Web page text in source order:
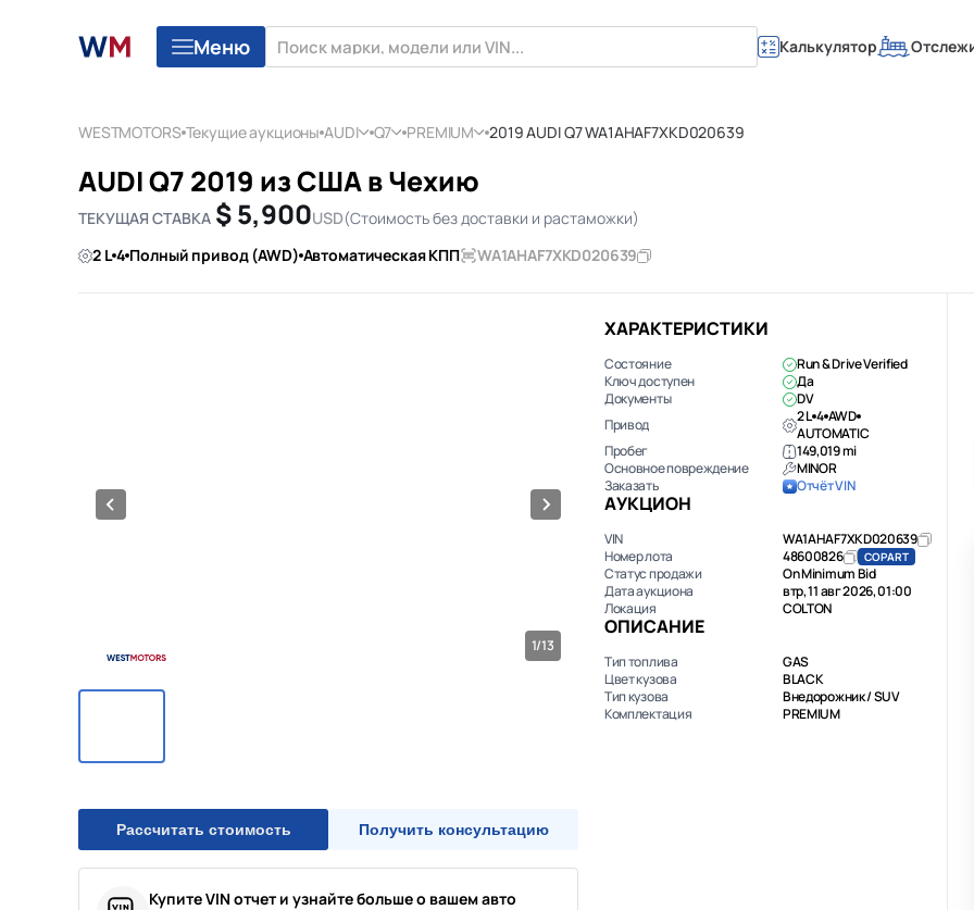
Меню Калькулятор
WESTMOTORS Текущие аукционы AUDI Q7 PREMIUM 2019 AUDI Q7 WA1AHAF7XKD020639
AUDI Q7 2019 из США в Чехию
ТЕКУЩАЯ СТАВКА $ 5,900USD(Стоимость без доставки и растаможки)
2 L 4 Полный привод (AWD) Автоматическая КПП WA1AHAF7XKD020639
1/13
Рассчитать стоимость Получить консультацию
Купите VIN отчет и узнайте больше о вашем авто
ХАРАКТЕРИСТИКИ
Состояние
Run & Drive Verified
Ключ доступен
Да
Документы
DV
Привод
2 L 4 AWD
AUTOMATIC
Пробег
149,019 mi
Основное повреждение
MINOR
Заказать
Отчёт VIN
АУКЦИОН
VIN
WA1AHAF7XKD020639
Номер лота
48600826 COPART
Статус продажи
On Minimum Bid
Дата аукциона
втр, 11 авг 2026, 01:00
Локация
COLTON
ОПИСАНИЕ
Тип топлива
GAS
Цвет кузова
BLACK
Тип кузова
Внедорожник / SUV
Комплектация
PREMIUM